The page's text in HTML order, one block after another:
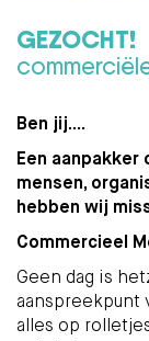
GEZOCHT!
Ben jij....
Een
mensen,
hebben wij
Commercieel
Geen dag is
aanspreekpunt
alles op